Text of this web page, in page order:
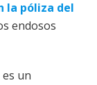
la póliza del
endosos
un